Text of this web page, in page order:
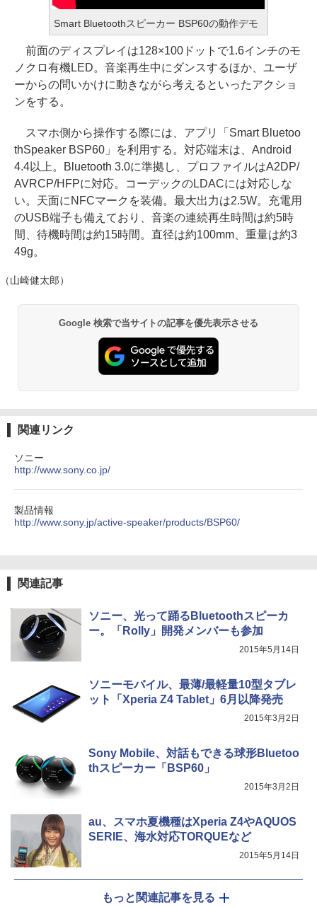
Smart Bluetoothスピーカー BSP60の動作デモ
前面のディスプレイは128×100ドットで1.6インチのモ
ノクロ有機LED。音楽再生中にダンスするほか、ユーザ
ーからの問いかけに動きながら考えるといったアクショ
ンをする。
スマホ側から操作する際には、アプリ「Smart Bluetoo
thSpeaker BSP60」を利用する。対応端末は、Android
4.4以上。Bluetooth 3.0に準拠し、プロファイルはA2DP/
AVRCP/HFPに対応。コーデックのLDACには対応しな
い。天面にNFCマークを装備。最大出力は2.5W。充電用
のUSB端子も備えており、音楽の連続再生時間は約5時
間、待機時間は約15時間。直径は約100mm、重量は約3
49g。
（山崎健太郎）
Google 検索で当サイトの記事を優先表示させる
関連リンク
ソニー
http://www.sony.co.jp/
製品情報
http://www.sony.jp/active-speaker/products/BSP60/
関連記事
ソニー、光って踊るBluetoothスピーカ
ー。「Rolly」開発メンバーも参加
2015年5月14日
ソニーモバイル、最薄/最軽量10型タブレ
ット「Xperia Z4 Tablet」6月以降発売
2015年3月2日
Sony Mobile、対話もできる球形Bluetoo
thスピーカー「BSP60」
2015年3月2日
au、スマホ夏機種はXperia Z4やAQUOS
SERIE、海水対応TORQUEなど
2015年5月14日
もっと関連記事を見る